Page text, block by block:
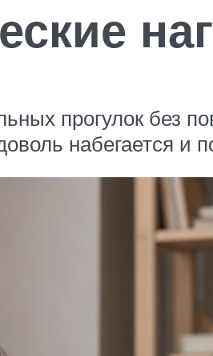
прогулок без
набегается и